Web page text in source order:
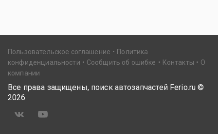
Пользовательское соглашение
Политика
конфиденциальности
Сообщить об ошибке Контакты
О
компании
Все права защищены, поиск автозапчастей Ferio.ru ©
2026